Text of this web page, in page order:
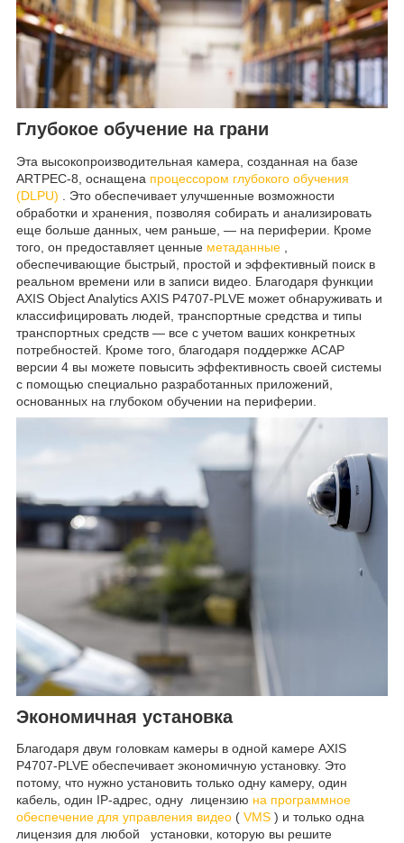
Глубокое обучение на грани
Эта высокопроизводительная камера, созданная на базе
ARTPEC-8, оснащена процессором глубокого обучения
(DLPU) . Это обеспечивает улучшенные возможности
обработки и хранения, позволяя собирать и анализировать
еще больше данных, чем раньше, — на периферии. Кроме
того, он предоставляет ценные метаданные
обеспечивающие быстрый, простой и эффективный поиск в
реальном времени или в записи видео. Благодаря функции
AXIS Object Analytics AXIS P4707-PLVE может обнаруживать и
классифицировать людей, транспортные средства и типы
транспортных средств — все с учетом ваших конкретных
потребностей. Кроме того, благодаря поддержке ACAP
версии 4 вы можете повысить эффективность своей системы
с помощью специально разработанных приложений,
основанных на глубоком обучении на периферии.
Экономичная установка
Благодаря двум головкам камеры в одной камере AXIS
P4707-PLVE обеспечивает экономичную установку. Это
потому, что нужно установить только одну камеру, один
кабель, один IP-адрес, одну лицензию на программное
обеспечение для управления видео ( VMS ) и только одна
лицензия для любой установки, которую вы решите